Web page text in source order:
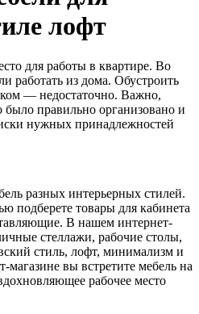
лофт
для работы в квартире. Во
работать из дома. Обустроить
— недостаточно. Важно,
было правильно организовано и
нужных принадлежностей
разных интерьерных стилей.
подберете товары для кабинета
В нашем интернет-
стеллажи, рабочие столы,
стиль, лофт, минимализм и
вы встретите мебель на
рабочее место